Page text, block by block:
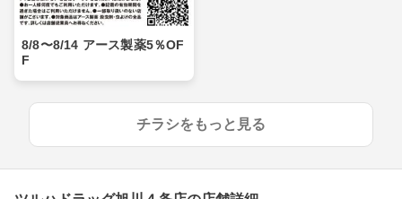
8/8〜8/14 アース製薬5％OF
F
チラシをもっと見る